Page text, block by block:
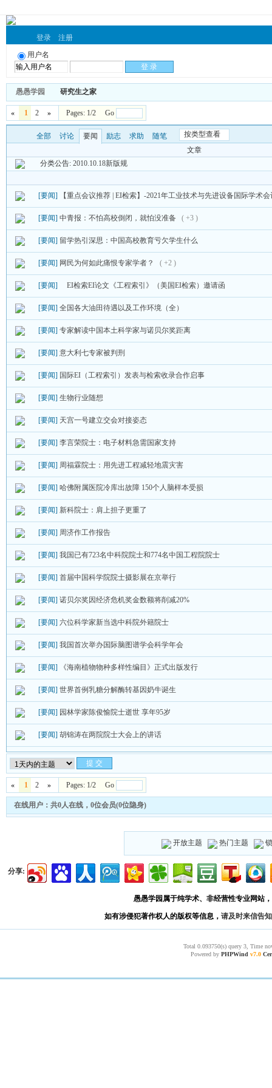
登录 注册
用户名
愚愚学园 研究生之家
« 1 2 » Pages: 1/2 Go
全部 讨论 要闻 励志 求助 随笔
按类型查看
文章
分类公告: 2010.10.18新版规
[要闻] 【重点会议推荐 | EI检索】-2021年工业技术与先进设备国际学术
[要闻] 中青报：不怕高校倒闭，就怕没准备 ( +3 )
[要闻] 留学热引深思：中国高校教育亏欠学生什么
[要闻] 网民为何如此痛恨专家学者？ ( +2 )
[要闻] EI检索EI论文《工程索引》（美国EI检索）邀请函
[要闻] 全国各大油田待遇以及工作环境（全）
[要闻] 专家解读中国本土科学家与诺贝尔奖距离
[要闻] 意大利七专家被判刑
[要闻] 国际EI（工程索引）发表与检索收录合作启事
[要闻] 生物行业随想
[要闻] 天宫一号建立交会对接姿态
[要闻] 李言荣院士：电子材料急需国家支持
[要闻] 周福霖院士：用先进工程减轻地震灾害
[要闻] 哈佛附属医院冷库出故障 150个人脑样本受损
[要闻] 新科院士：肩上担子更重了
[要闻] 周济作工作报告
[要闻] 我国已有723名中科院院士和774名中国工程院院士
[要闻] 首届中国科学院院士摄影展在京举行
[要闻] 诺贝尔奖因经济危机奖金数额将削减20%
[要闻] 六位科学家新当选中科院外籍院士
[要闻] 我国首次举办国际脑图谱学会科学年会
[要闻] 《海南植物物种多样性编目》正式出版发行
[要闻] 世界首例乳糖分解酶转基因奶牛诞生
[要闻] 园林学家陈俊愉院士逝世 享年95岁
[要闻] 胡锦涛在两院院士大会上的讲话
« 1 2 » Pages: 1/2 Go
在线用户：共0人在线，0位会员(0位隐身)
开放主题 热门主题
分享:
愚愚学园属于纯学术、非经营性专业网站
如有涉侵犯著作权人的版权等信息， 请及时来信告知
Total 0.093750(s) query 3, Time
Powered by PHPWind v7.0